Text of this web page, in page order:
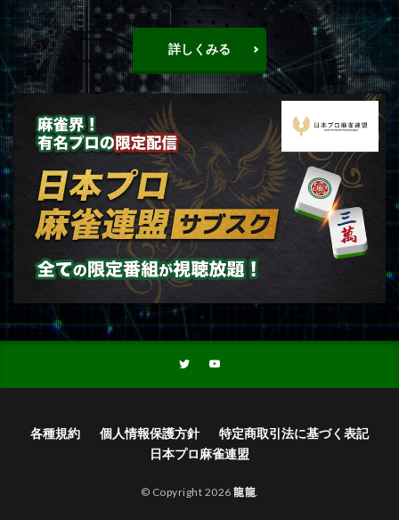
詳しくみる
各種規約 個人情報保護方針
特定商取引法に基づく表記
日本プロ麻雀連盟
© Copyright 2026 龍龍.